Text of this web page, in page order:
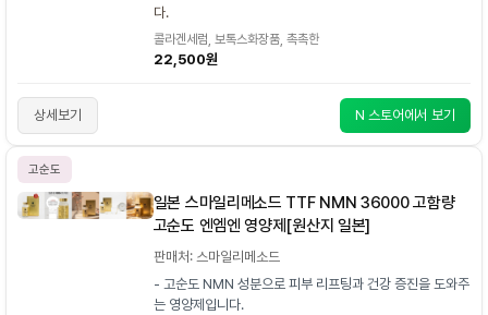
다.
콜라겐세럼, 보톡스화장품, 촉촉한
22,500원
상세보기 N 스토어에서 보기
고순도
일본 스마일리메소드 TTF NMN 36000 고함량
고순도 엔엠엔 영양제[원산지 일본]
판매처: 스마일리메소드
- 고순도 NMN 성분으로 피부 리프팅과 건강 증진을 도와주
는 영양제입니다.